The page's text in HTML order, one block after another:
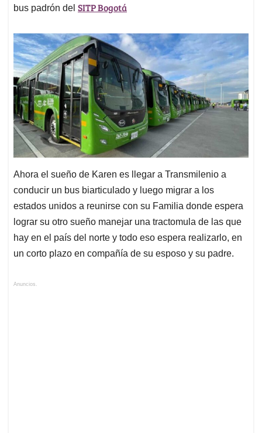
bus padrón del SITP Bogotá
Ahora el sueño de Karen es llegar a Transmilenio a
conducir un bus biarticulado y luego migrar a los
estados unidos a reunirse con su Familia donde espera
lograr su otro sueño manejar una tractomula de las que
hay en el país del norte y todo eso espera realizarlo, en
un corto plazo en compañía de su esposo y su padre.
Anuncios.